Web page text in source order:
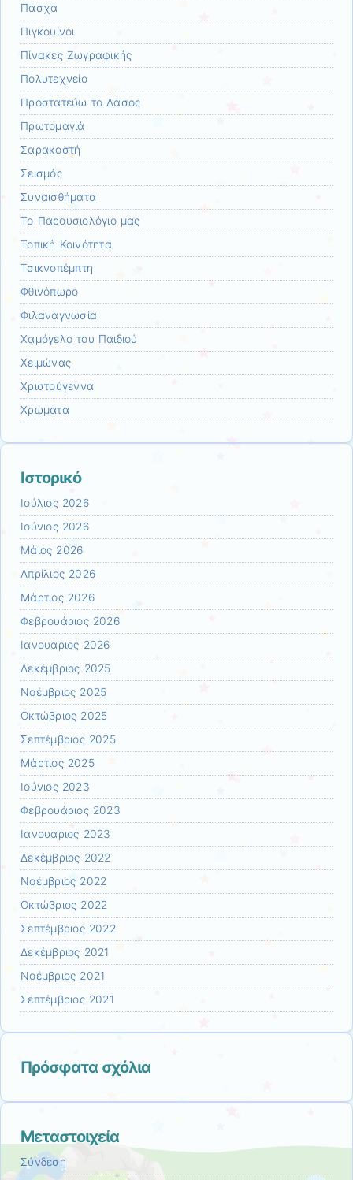
Πάσχα
Πιγκουίνοι
Πίνακες Ζωγραφικής
Πολυτεχνείο
Προστατεύω το Δάσος
Πρωτομαγιά
Σαρακοστή
Σεισμός
Συναισθήματα
Το Παρουσιολόγιο μας
Τοπική Κοινότητα
Τσικνοπέμπτη
Φθινόπωρο
Φιλαναγνωσία
Χαμόγελο του Παιδιού
Χειμώνας
Χριστούγεννα
Χρώματα
Ιστορικό
Ιούλιος 2026
Ιούνιος 2026
Μάιος 2026
Απρίλιος 2026
Μάρτιος 2026
Φεβρουάριος 2026
Ιανουάριος 2026
Δεκέμβριος 2025
Νοέμβριος 2025
Οκτώβριος 2025
Σεπτέμβριος 2025
Μάρτιος 2025
Ιούνιος 2023
Φεβρουάριος 2023
Ιανουάριος 2023
Δεκέμβριος 2022
Νοέμβριος 2022
Οκτώβριος 2022
Σεπτέμβριος 2022
Δεκέμβριος 2021
Νοέμβριος 2021
Σεπτέμβριος 2021
Πρόσφατα σχόλια
Μεταστοιχεία
Σύνδεση